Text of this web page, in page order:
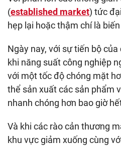
(established market) tức
hẹp lại hoặc thậm chí là
Ngày nay, với sự tiến bộ
khi năng suất công nghiệp
với một tốc độ chóng mặt
thể sản xuất các sản phẩm
nhanh chóng hơn bao giờ
Và khi các rào cản thương
khu vực giảm xuống cùng